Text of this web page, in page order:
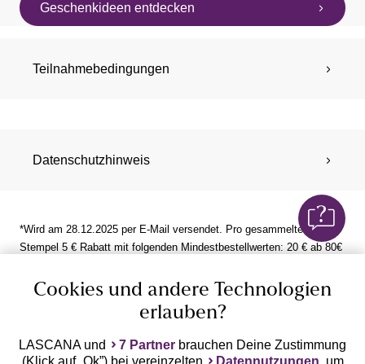
Geschenkideen entdecken
Teilnahmebedingungen
Datenschutzhinweis
*Wird am 28.12.2025 per E-Mail versendet. Pro gesammelten
Stempel 5 € Rabatt mit folgenden Mindestbestellwerten: 20 € ab 80€
oder anderen Rabatten kombinierbar.
Cookies und andere Technologien
erlauben?
LASCANA und 7 Partner brauchen Deine Zustimmung